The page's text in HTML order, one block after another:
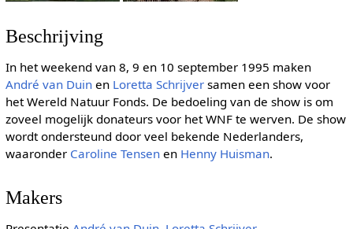
Beschrijving
In het weekend van 8, 9 en 10 september 1995 maken
André van Duinen Loretta Schrijversamen een show voor
het Wereld Natuur Fonds. De bedoeling van de show is om
zoveel mogelijk donateurs voor het WNF te werven. De show
wordt ondersteund door veel bekende Nederlanders,
waaronder Caroline Tensenen Henny Huisman.
Makers